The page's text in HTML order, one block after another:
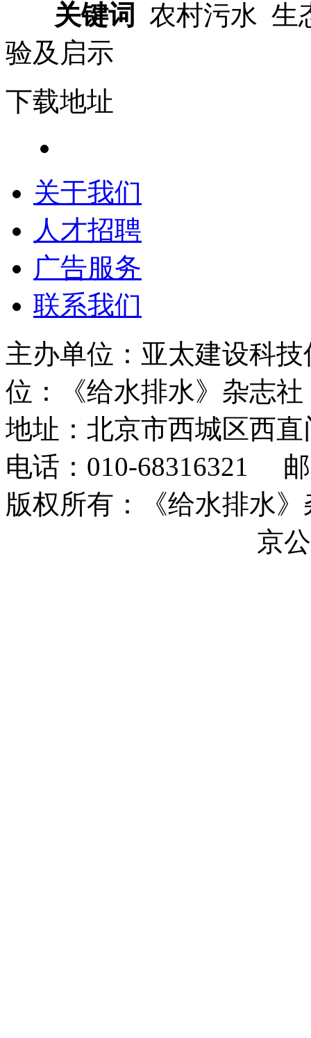
关键词
农村污水 生
验及启示
下载地址
关于我们
人才招聘
广告服务
联系我们
主办单位：亚太建设科
位：《给水排水》杂志社
地址：北京市西城区西
电话：010-68316321 邮
版权所有：《给水排水
京